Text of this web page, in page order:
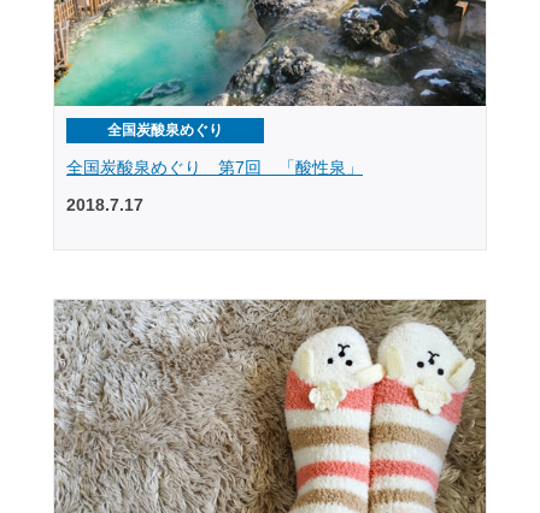
全国炭酸泉めぐり
全国炭酸泉めぐり 第7回 「酸性泉」
2018.7.17